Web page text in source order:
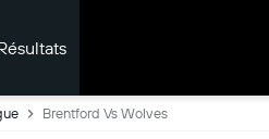
Brentford Vs Wolves